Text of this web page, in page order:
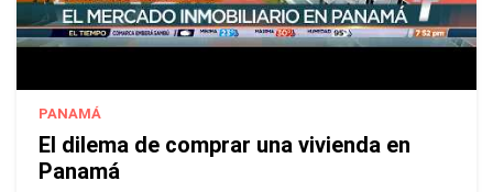
PANAMÁ
El dilema de comprar una vivienda en
Panamá